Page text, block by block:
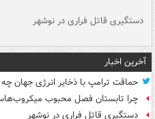
دستگیری قاتل فراری در نوشهر
آخرین اخبار
حماقت ترامپ با ذخایر انرژی جهان چه
چرا تابستان فصل محبوب
دستگیری قاتل فراری در نوشهر